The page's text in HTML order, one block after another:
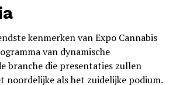
kenmerken van Expo Cannabis
van dynamische
branche die presentaties zullen
noordelijke als het zuidelijke podium.